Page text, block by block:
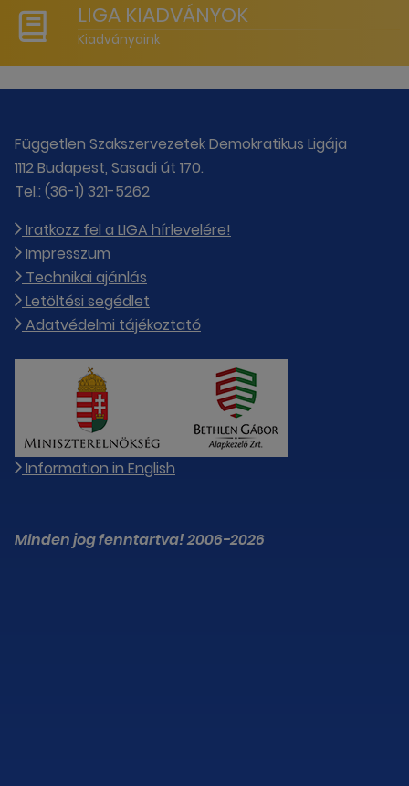
LIGA KIADVÁNYOK
Kiadványaink
Független Szakszervezetek Demokratikus Ligája
1112 Budapest, Sasadi út 170.
Tel.: (36-1) 321-5262
Iratkozz fel a LIGA hírlevelére!
Impresszum
Technikai ajánlás
Letöltési segédlet
Adatvédelmi tájékoztató
Information in English
Minden jog fenntartva! 2006-2026